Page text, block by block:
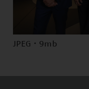
JPEG · 9mb